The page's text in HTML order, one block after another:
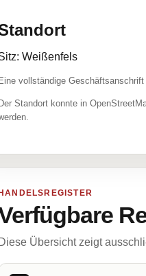
Weißenfels
Eine vollständige
Der Standort konnte in
HANDELSREGISTER
Diese Übersicht zeigt